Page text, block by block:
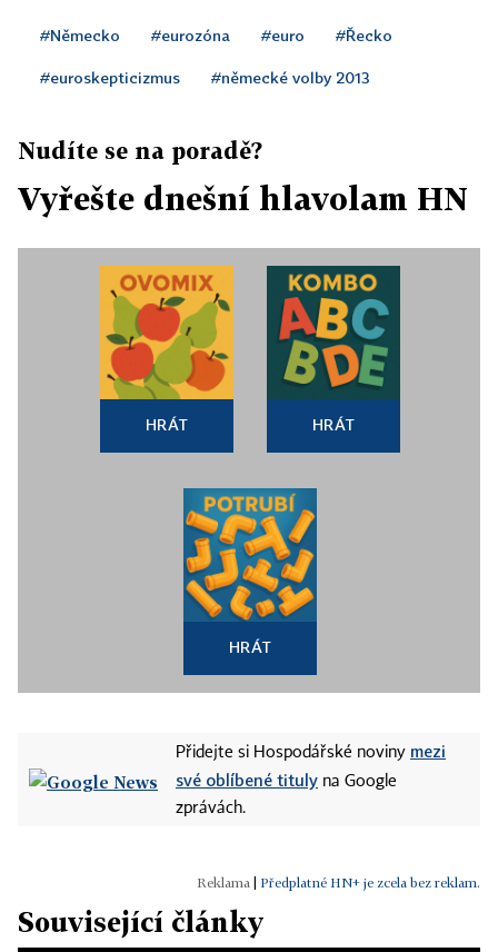
#Německo #eurozóna #euro #Řecko
#euroskepticizmus #německé volby 2013
Nudíte se na poradě?
Vyřešte dnešní hlavolam HN
HRÁT HRÁT
HRÁT
Přidejte si Hospodářské noviny mezi
své oblíbené tituly na Google
zprávách.
Předplatné HN+ je zcela bez reklam.
Související články